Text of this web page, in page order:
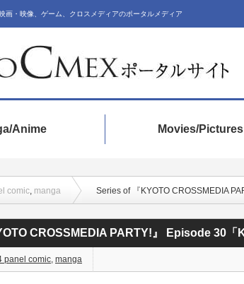
画・映像、ゲーム、クロスメディアのポータルメディア
Anime Movies/Pictures
comic, manga Series of 『KYOTO CROSSMEDIA
CROSSMEDIA PARTY!』 Episode 30「
panel comic, manga